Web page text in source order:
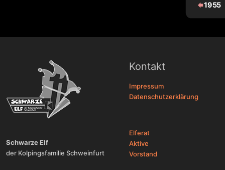
1955
Schwarze Elf
der Kolpingsfamilie Schweinfurt
Kontakt
Impressum
Datenschutzerklärung
Elferat
Aktive
Vorstand